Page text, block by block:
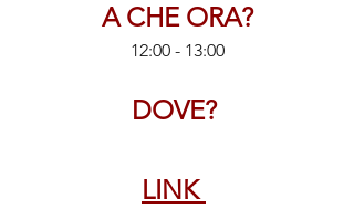
A CHE ORA?
12:00 - 13:00
DOVE?
LINK